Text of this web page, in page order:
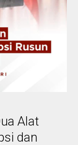
Alat
dan